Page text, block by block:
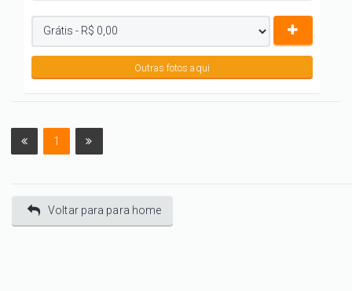
Outras fotos aqui
1
Voltar para para home